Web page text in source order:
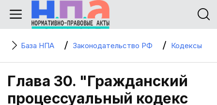
База НПА Законодательство РФ Кодексы
Глава 30. "Гражданский
процессуальный кодекс